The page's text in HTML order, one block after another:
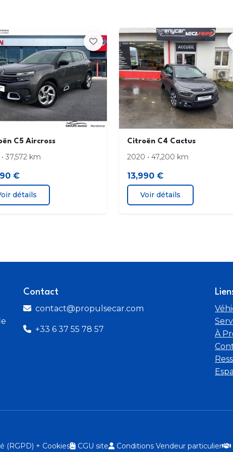
Décors extérieurs Noir Brillant
Enjoliveurs de projecteurs Noir Onyx Brillant
Kit mains libres Bluetooth et prise USB
Lève-
Ordinateur de bord
Rétroviseurs extérieurs rabattables
électriquement avec éclairage de seuil
Système Stop & Start
C5 Aircross
37,572 km
€
détails
Citroën C4 Cactus
2020 • 47,200 km
13,990 €
Voir détails
Contact
contact@propulsecar.com
+33 6 37 55 78 57
À
(RGPD) + Cookies CGU site Conditions Vendeur particulier